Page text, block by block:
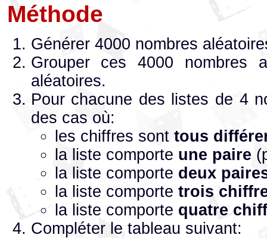
Méthode
Générer 4000 nombres
Grouper ces 4000 nombres
aléatoires.
Pour chacune des listes de 4
des cas où:
les chiffres sont tous
la liste comporte une paire
la liste comporte deux
la liste comporte trois
la liste comporte quatre
Compléter le tableau suivant: